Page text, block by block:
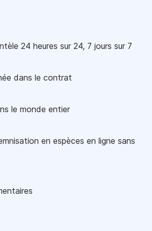
24 heures sur 24, 7 jours sur 7
dans le contrat
le monde entier
en espèces en ligne sans